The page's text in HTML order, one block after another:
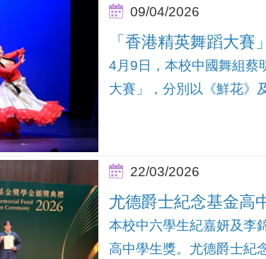
09/04/2026
「香港精英舞蹈大賽」
4月9日，本校中國舞組蔡
大賽」，分別以《鮮花》
22/03/2026
尤德爵士紀念基金高
本校中六學生紀嘉妍及李
高中學生獎。尤德爵士紀